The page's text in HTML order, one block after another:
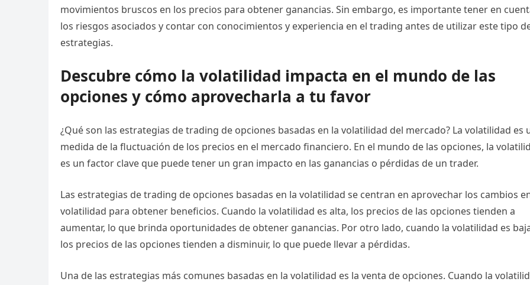
movimientos bruscos en los precios para obtener ganancias. Sin embargo, es importante tener en
los riesgos asociados y contar con conocimientos y experiencia en el trading antes de utilizar este tipo
estrategias.
Descubre cómo la volatilidad impacta en el mundo de las
opciones y cómo aprovecharla a tu favor
¿Qué son las estrategias de trading de opciones basadas en la volatilidad del mercado? La volatilidad es
medida de la fluctuación de los precios en el mercado financiero. En el mundo de las opciones, la
es un factor clave que puede tener un gran impacto en las ganancias o pérdidas de un trader.
Las estrategias de trading de opciones basadas en la volatilidad se centran en aprovechar los cambios
volatilidad para obtener beneficios. Cuando la volatilidad es alta, los precios de las opciones tienden a
aumentar, lo que brinda oportunidades de obtener ganancias. Por otro lado, cuando la volatilidad es
los precios de las opciones tienden a disminuir, lo que puede llevar a pérdidas.
Una de las estrategias más comunes basadas en la volatilidad es la venta de opciones. Cuando la